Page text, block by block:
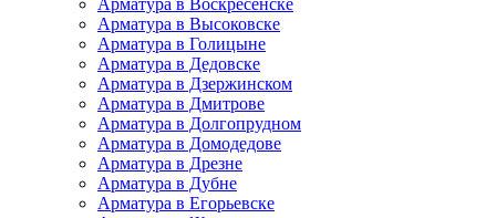
Арматура в Воскресенске
Арматура в Высоковске
Арматура в Голицыне
Арматура в Дедовске
Арматура в Дзержинском
Арматура в Дмитрове
Арматура в Долгопрудном
Арматура в Домодедове
Арматура в Дрезне
Арматура в Дубне
Арматура в Егорьевске